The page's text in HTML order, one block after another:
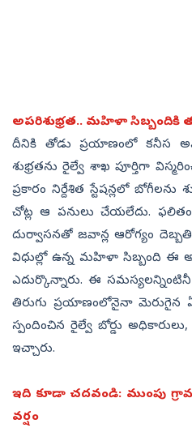
అపరిశుభ్రత.. మహిళా సిబ్బందికి
దీనికి తోడు ప్రయాణంలో కనీస
శుభ్రతను రైల్వే శాఖ పూర్తిగా
ప్రకారం నిర్దేశిత స్టేషన్లలో బోగీలను
చోట్ల ఆ పనులు చేయలేదు.
దుర్వాసనతో జవాన్ల ఆరోగ్యం
విధుల్లో ఉన్న మహిళా సిబ్బంది ఈ
ఎదుర్కొన్నారు. ఈ
తిరుగు ప్రయాణంలోనైనా మెరుగైన
స్పందించిన రైల్వే బోర్డు
ఇచ్చారు.
ఇది కూడా చదవండి: ముంపు
వర్షం